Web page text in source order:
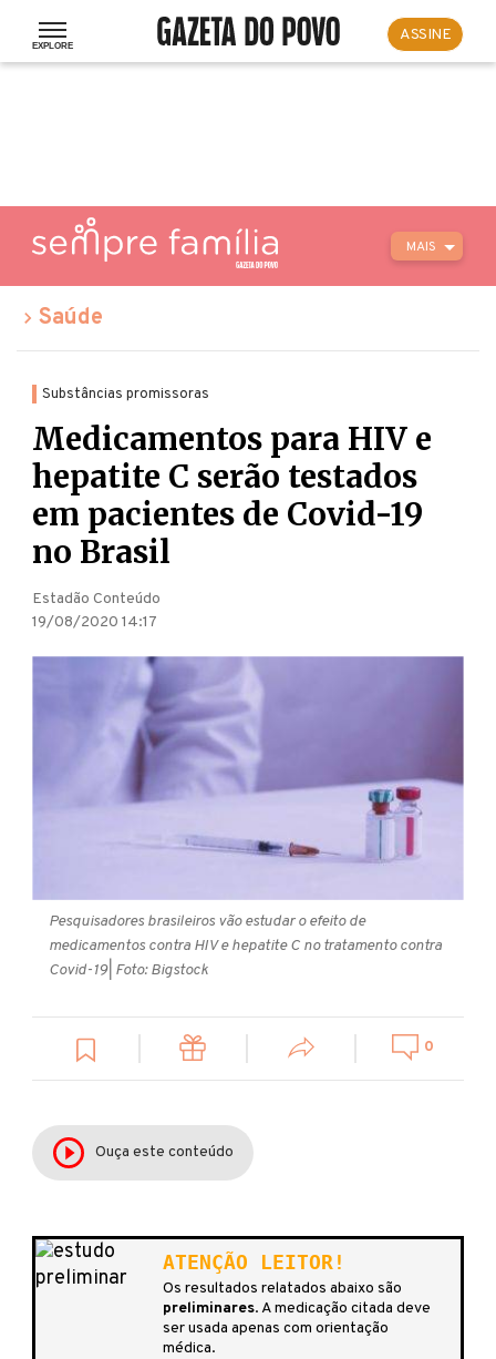
ASSINE
MAIS
Saúde
Substâncias promissoras
Medicamentos para HIV e
hepatite C serão testados
em pacientes de Covid-19
no Brasil
Estadão Conteúdo
19/08/2020 14:17
Pesquisadores brasileiros vão estudar o efeito de
medicamentos contra HIV e hepatite C no tratamento contra
Covid-19| Foto: Bigstock
0
Ouça este conteúdo
ATENÇÃO LEITOR!
Os resultados relatados abaixo são
preliminares. A medicação citada deve
ser usada apenas com orientação
médica.